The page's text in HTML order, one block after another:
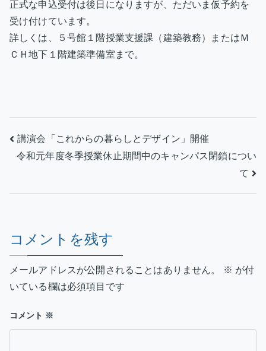
正式な申込受付は後日になりますが、ただいま仮予約を
受け付けています。
詳しくは、５号館１階授業支援課（建築教務）またはＭ
ＣＨ地下１階建築準備室まで。
投
稿
ナ
ゲ
ー
シ
ョ
ン
講演会「これからの暮らしとデザイン」開催
令和元年度冬季授業休止期間中のキャンパス閉鎖につい
て
コメントを残す
メールアドレスが公開されることはありません。 ※ が付
いている欄は必須項目です
コメント ※